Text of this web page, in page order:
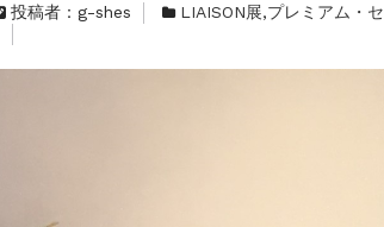
投稿者：g-shes LIAISON展,プレミアム・